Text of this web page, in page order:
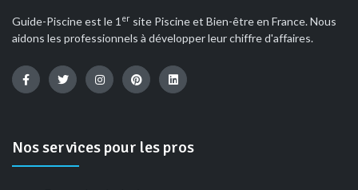
Guide-Piscine est le 1 er site Piscine et Bien-être en France. Nous
aidons les professionnels à développer leur chiffre d'affaires.
Nos services pour les pros